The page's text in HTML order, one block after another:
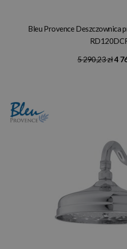
Bleu Provence Deszczownica
5 290,23 zł4